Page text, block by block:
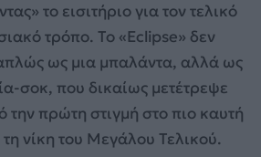
το εισιτήριο για τον τελικό
τρόπο. Το «Eclipse» δεν
ως μια μπαλάντα, αλλά ως
σοκ, που δικαίως μετέτρεψε
την πρώτη στιγμή στο πιο καυτή
νίκη του Μεγάλου Τελικού.